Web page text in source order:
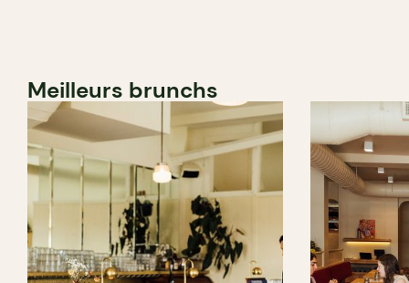
Meilleurs brunchs